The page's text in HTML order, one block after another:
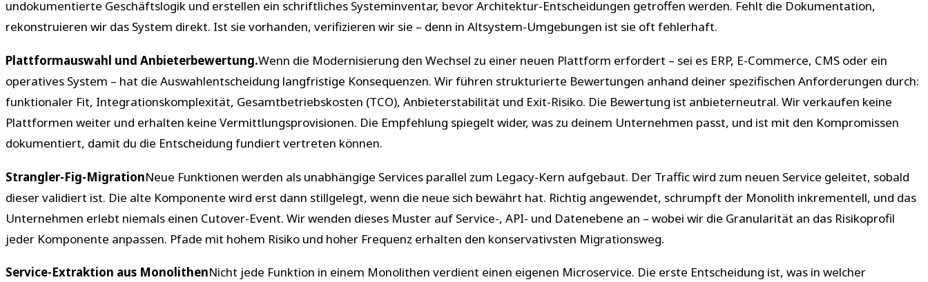
undokumentierte Geschäftslogik und erstellen ein schriftliches Systeminventar, bevor Architektur-Entscheidungen getroffen werden. Fehlt die Dokumentation,
rekonstruieren wir das System direkt. Ist sie vorhanden, verifizieren wir sie – denn in Altsystem-Umgebungen ist sie oft fehlerhaft.
Plattformauswahl und Anbieterbewertung.Wenn die Modernisierung den Wechsel zu einer neuen Plattform erfordert – sei es ERP, E-Commerce, CMS oder ein
operatives System – hat die Auswahlentscheidung langfristige Konsequenzen. Wir führen strukturierte Bewertungen anhand deiner spezifischen Anforderungen durch:
funktionaler Fit, Integrationskomplexität, Gesamtbetriebskosten (TCO), Anbieterstabilität und Exit-Risiko. Die Bewertung ist anbieterneutral. Wir verkaufen keine
Plattformen weiter und erhalten keine Vermittlungsprovisionen. Die Empfehlung spiegelt wider, was zu deinem Unternehmen passt, und ist mit den Kompromissen
dokumentiert, damit du die Entscheidung fundiert vertreten können.
Strangler-Fig-MigrationNeue Funktionen werden als unabhängige Services parallel zum Legacy-Kern aufgebaut. Der Traffic wird zum neuen Service geleitet, sobald
dieser validiert ist. Die alte Komponente wird erst dann stillgelegt, wenn die neue sich bewährt hat. Richtig angewendet, schrumpft der Monolith inkrementell, und das
Unternehmen erlebt niemals einen Cutover-Event. Wir wenden dieses Muster auf Service-, API- und Datenebene an – wobei wir die Granularität an das Risikoprofil
jeder Komponente anpassen. Pfade mit hohem Risiko und hoher Frequenz erhalten den konservativsten Migrationsweg.
Service-Extraktion aus MonolithenNicht jede Funktion in einem Monolithen verdient einen eigenen Microservice. Die erste Entscheidung ist, was in welcher